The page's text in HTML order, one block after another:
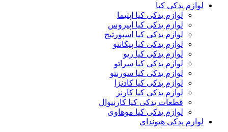
لوازم یدکی کیا
لوازم یدکی کیا اپتیما
لوازم یدکی کیا اپیروس
لوازم یدکی کیا اسپورتیج
لوازم یدکی کیا پیکانتو
لوازم یدکی کیا ریو
لوازم یدکی کیا سراتو
لوازم یدکی کیا سورنتو
لوازم یدکی کیا کادنزا
لوازم یدکی کیا کارنز
قطعات یدکی کیا کارنیوال
لوازم یدکی کیا موهاوی
لوازم یدکی هیوندای